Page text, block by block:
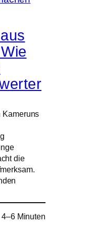
Kameruns
die
4–6 Minuten